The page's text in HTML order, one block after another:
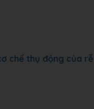
chế thụ động của